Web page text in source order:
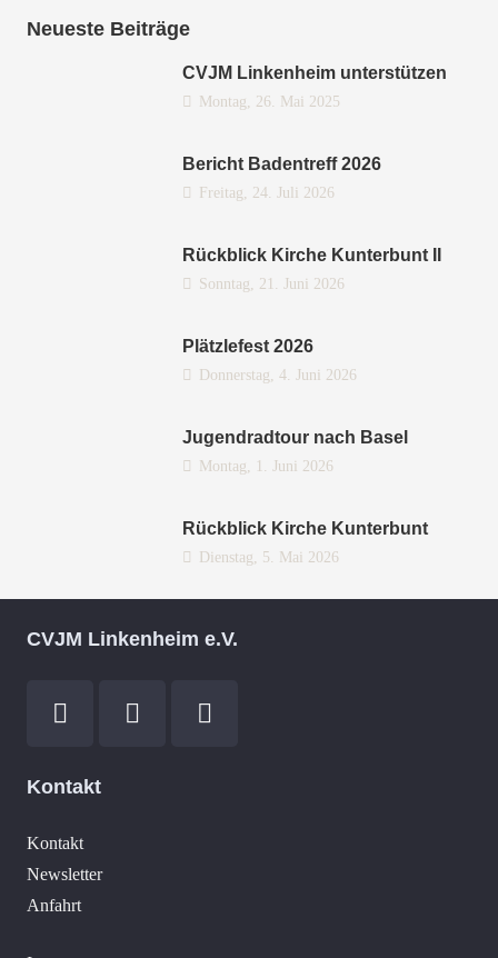
Neueste Beiträge
CVJM Linkenheim unterstützen
Montag, 26. Mai 2025
Bericht Badentreff 2026
Freitag, 24. Juli 2026
Rückblick Kirche Kunterbunt II
Sonntag, 21. Juni 2026
Plätzlefest 2026
Donnerstag, 4. Juni 2026
Jugendradtour nach Basel
Montag, 1. Juni 2026
Rückblick Kirche Kunterbunt
Dienstag, 5. Mai 2026
CVJM Linkenheim e.V.
Kontakt
Kontakt
Newsletter
Anfahrt